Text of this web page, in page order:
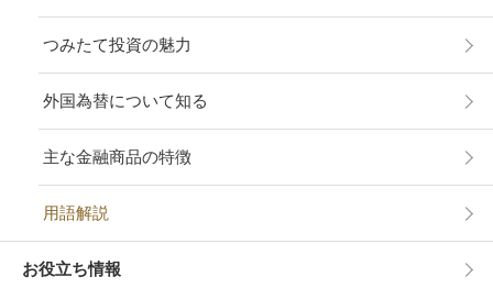
つみたて投資の魅力
外国為替について知る
主な金融商品の特徴
用語解説
お役立ち情報